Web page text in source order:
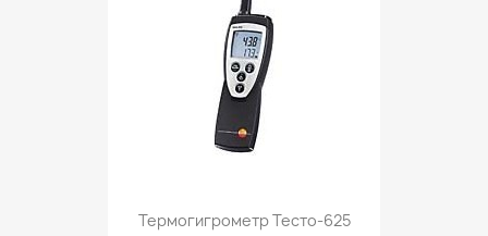
Термогигрометр Тесто-625